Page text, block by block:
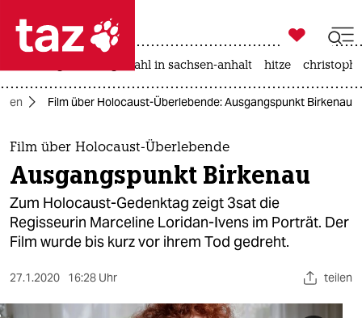
 taz zahl ich
taz zahl ich
themen
politik
öko

taz zahl ich
landtagswahl in sachsen-anhalt hitze
Film über Holocaust-Überlebende: Ausgangspunkt Birkenau
Film über Holocaust-Überlebende
Ausgangspunkt Birkenau
Zum Holocaust-Gedenktag zeigt 3sat die
Regisseurin Marceline Loridan-Ivens im Porträt. Der
Film wurde bis kurz vor ihrem Tod gedreht.
27.1.2020 16:28 Uhr teilen